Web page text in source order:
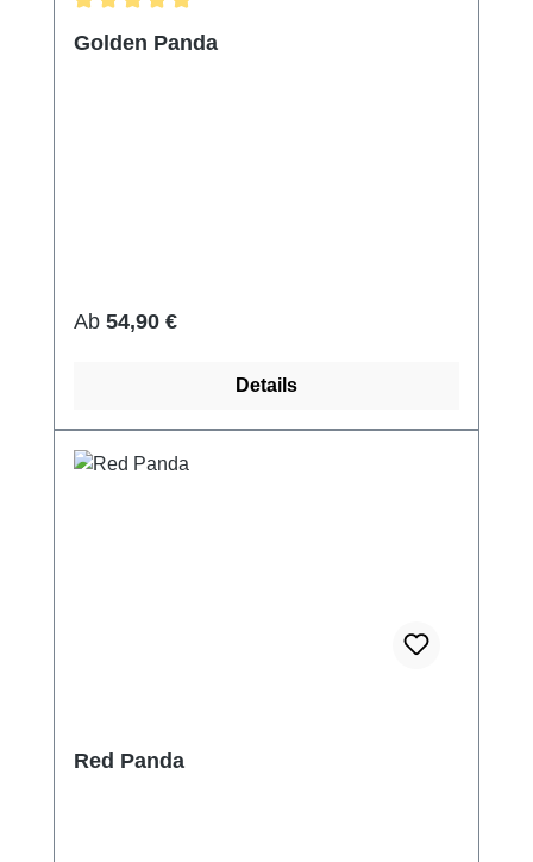
Golden Panda
Regulärer Preis:
Ab 54,90 €
Details
Red Panda